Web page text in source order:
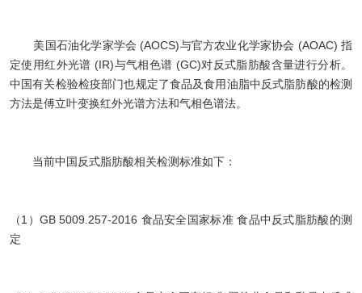
美国石油化学家学会 (AOCS)与官方农业化学家协会 (AOAC) 指
定使用红外光谱 (IR)与气相色谱 (GC)对反式脂肪酸含量进行分析。
中国有关检验检疫部门也规定了食品及食用油脂中反式脂肪酸的检测
方法是傅立叶变换红外光谱方法和气相色谱法。
当前中国反式脂肪酸相关检测标准如下：
（1）GB 5009.257-2016 食品安全国家标准 食品中反式脂肪酸的测
定